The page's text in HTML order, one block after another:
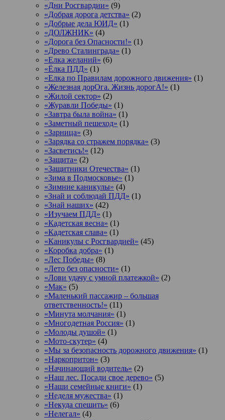
«Дни Росгвардии» (9)
«Добрая дорога детства» (2)
«Добрые дела ЮИД» (1)
«ДОЛЖНИК» (4)
«Дорога без Опасности!» (1)
«Древо Сталинграда» (1)
«Елка желаний» (6)
«Ёлка ПДД» (1)
«Елка по Правилам дорожного движения» (1)
«Железная дорОга. Жизнь дорогА!» (1)
«Жилой сектор» (2)
«Журавли Победы» (1)
«Завтра была война» (1)
«Заметный пешеход» (1)
«Зарница» (3)
«Зарядка со стражем порядка» (3)
«Засветись!» (12)
«Защита» (2)
«Защитники Отечества» (1)
«Зима в Подмосковье» (1)
«Зимние каникулы» (4)
«Знай и соблюдай ПДД» (1)
«Знай наших» (42)
«Изучаем ПДД» (1)
«Кадетская весна» (1)
«Кадетская слава» (1)
«Каникулы с Росгвардией» (45)
«Коробка добра» (1)
«Лес Победы» (8)
«Лето без опасности» (1)
«Лови удачу с умной платежкой» (2)
«Мак» (5)
«Маленький пассажир – большая
ответственность!» (11)
«Минута молчания» (1)
«Многодетная Россия» (1)
«Молоды душой» (1)
«Мото-скутер» (4)
«Мы за безопасность дорожного движения» (1)
«Наркопритон» (3)
«Начинающий водитель» (2)
«Наш лес. Посади свое дерево» (5)
«Наши семейные книги» (1)
«Неделя мужества» (1)
«Некуда спешить» (6)
«Нелегал» (4)